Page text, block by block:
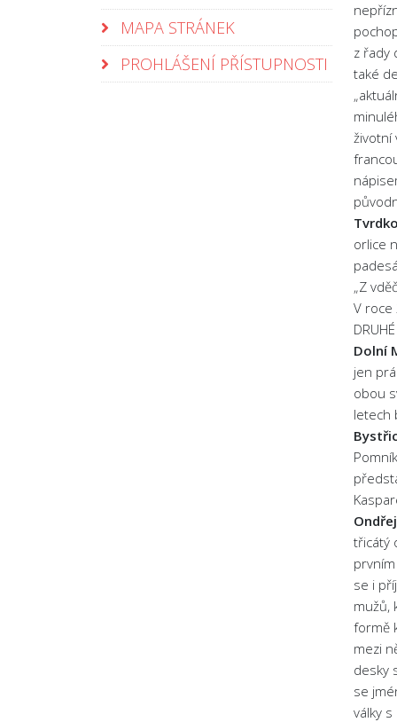
MAPA STRÁNEK
PROHLÁŠENÍ PŘÍSTUPNOSTI
z řady
také
životní
orlice
„Z
V roce
Dolní
jen
obou
letech
třicátý
se i
mužů,
formě
mezi
desky
se
války